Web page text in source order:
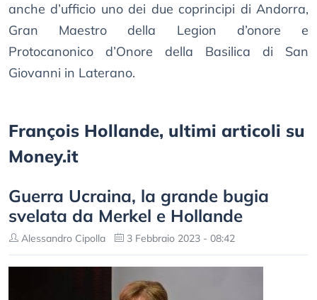
anche d’ufficio uno dei due coprincipi di Andorra,
Gran Maestro della Legion d’onore e
Protocanonico d’Onore della Basilica di San
Giovanni in Laterano.
François Hollande, ultimi articoli su
Money.it
Guerra Ucraina, la grande bugia
svelata da Merkel e Hollande
Alessandro Cipolla 3 Febbraio 2023 - 08:42